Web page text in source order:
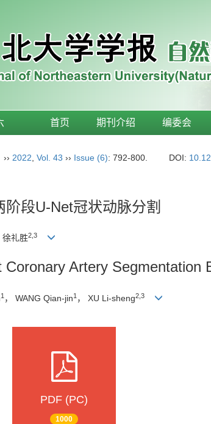
首页 期刊介绍 编委会
›› 2022 Vol. 43 ›› Issue (6): 792-800. DOI:
段U-Net冠状动脉分割
徐礼胜2,3
Coronary Artery Segmentation
1 ， WANG Qian-jin1 ， XU Li-sheng2,3
PDF (PC)
1000